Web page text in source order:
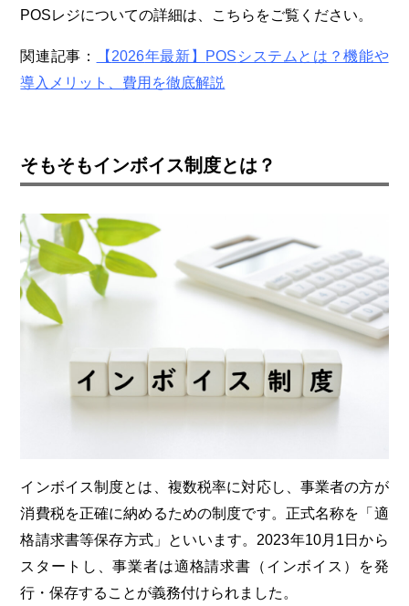
POSレジについての詳細は、こちらをご覧ください。
関連記事： 【 2026年最新】 POS システムとは？機能や
導入メリット、費用を徹底解説
そもそもインボイス制度とは？
インボイス制度とは、複数税率に対応し、事業者の方が
消費税を正確に納めるための制度です。正式名称を「適
格請求書等保存方式」といいます。 2023年10月 1日から
スタートし、事業者は適格請求書（インボイス）を発
行・保存することが義務付けられました。